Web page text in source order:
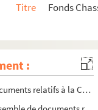
Titre
Fonds
:
Louis Chassin.
relatifs aux
relatifs à la